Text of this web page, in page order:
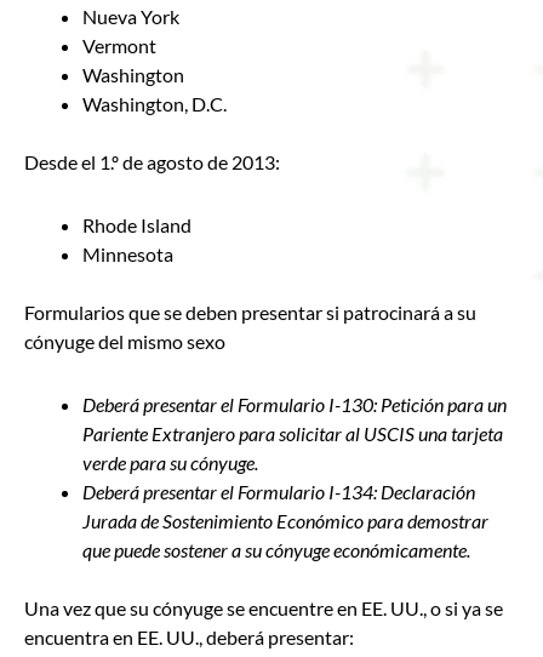
Nueva York
Vermont
Washington
Washington, D.C.
Desde el 1.º de agosto de 2013:
Rhode Island
Minnesota
Formularios que se deben presentar si patrocinará a su
cónyuge del mismo sexo
Deberá presentar el Formulario I-130: Petición para un
Pariente Extranjero para solicitar al USCIS una tarjeta
verde para su cónyuge.
Deberá presentar el Formulario I-134: Declaración
Jurada de Sostenimiento Económico para demostrar
que puede sostener a su cónyuge económicamente.
Una vez que su cónyuge se encuentre en EE. UU., o si ya se
encuentra en EE. UU., deberá presentar: